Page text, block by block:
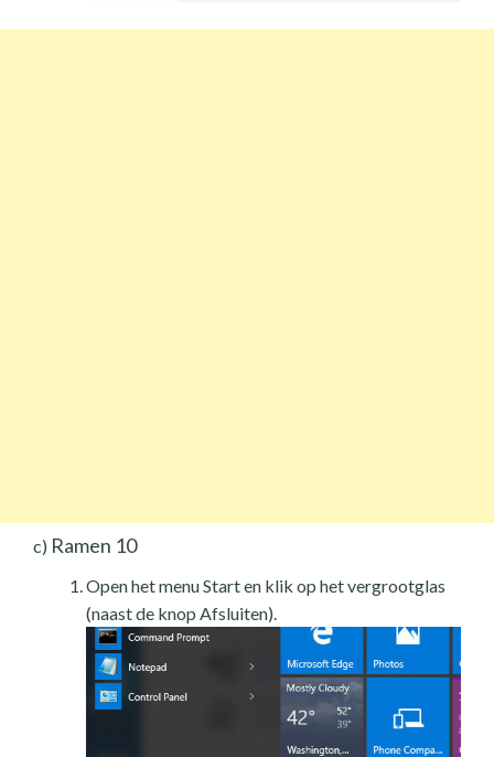
c) Ramen 10
Open het menu Start en klik op het vergrootglas
(naast de knop Afsluiten).